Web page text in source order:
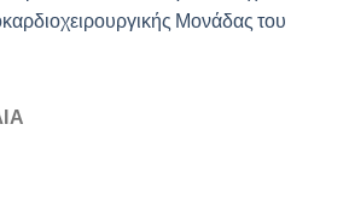
Μονάδας του